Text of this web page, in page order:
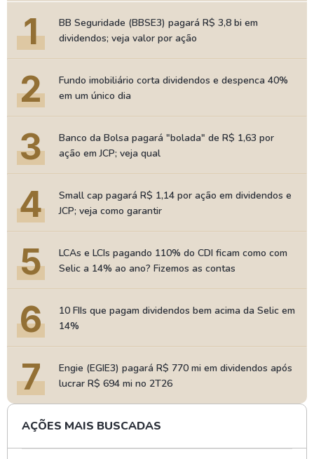
1
BB Seguridade (BBSE3) pagará R$ 3,8 bi em
dividendos; veja valor por ação
2
Fundo imobiliário corta dividendos e despenca 40%
em um único dia
3
Banco da Bolsa pagará "bolada" de R$ 1,63 por
ação em JCP; veja qual
4
Small cap pagará R$ 1,14 por ação em dividendos e
JCP; veja como garantir
5
LCAs e LCIs pagando 110% do CDI ficam como com
Selic a 14% ao ano? Fizemos as contas
6
10 FIIs que pagam dividendos bem acima da Selic em
14%
7
Engie (EGIE3) pagará R$ 770 mi em dividendos após
lucrar R$ 694 mi no 2T26
AÇÕES MAIS BUSCADAS